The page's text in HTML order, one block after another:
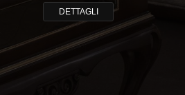
DETTAGLI